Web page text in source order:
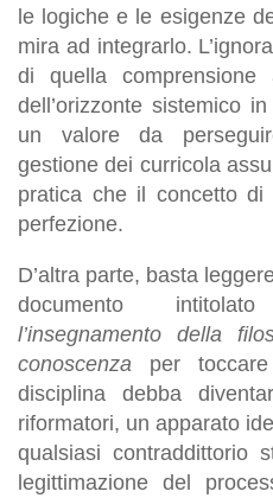
le logiche e le esigenze
mira ad integrarlo.
di quella comprensione
dell’orizzonte sistemico
un valore da
gestione dei curricola
pratica che il concetto di
perfezione.
D’altra parte, basta
documento
l’insegnamento della
conoscenza per
disciplina debba
riformatori, un apparato
qualsiasi contraddittorio
legittimazione del